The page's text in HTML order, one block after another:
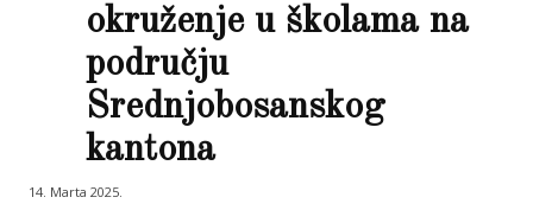
okruženje u školama na
području
Srednjobosanskog
kantona
14. Marta 2025.